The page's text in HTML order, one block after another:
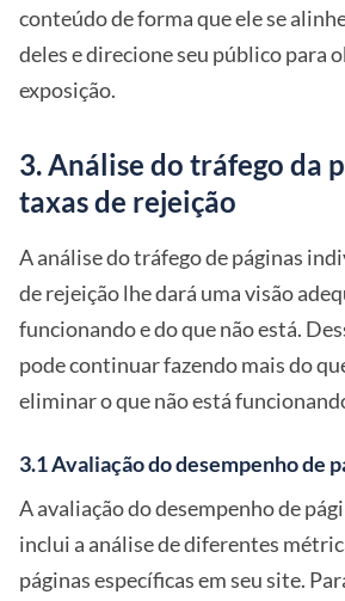
conteúdo de forma que ele se
deles e direcione seu público para
exposição.
3. Análise do tráfego da
taxas de rejeição
A análise do tráfego de páginas
de rejeição lhe dará uma visão
funcionando e do que não está.
pode continuar fazendo mais do
eliminar o que não está
3.1 Avaliação do desempenho de
A avaliação do desempenho de
inclui a análise de diferentes
páginas específicas em seu site.